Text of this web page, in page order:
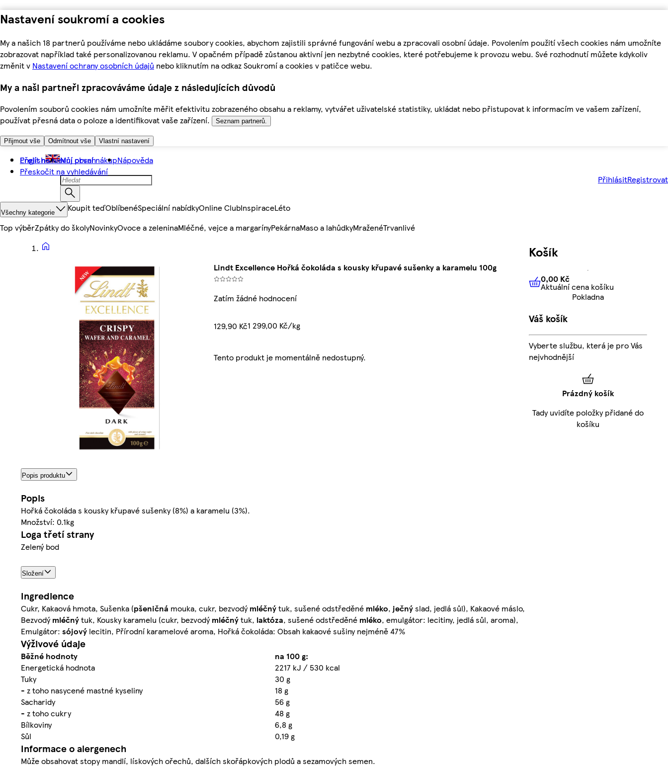
Nastavení soukromí a cookies
My a našich 18 partnerů používáme nebo ukládáme soubory cookies, abychom zajistili správné fungování webu a zpracovali osobní údaje. Povolením použití všech cookies nám umožníte
zobrazovat například také personalizovanou reklamu. V opačném případě zůstanou aktivní jen nezbytné cookies, které potřebujeme k provozu webu. Své rozhodnutí můžete kdykoliv
změnit v Nastavení ochrany osobních údajů nebo kliknutím na odkaz Soukromí a cookies v patičce webu.
My a naši partneři zpracováváme údaje z následujících důvodů
Povolením souborů cookies nám umožníte měřit efektivitu zobrazeného obsahu a reklamy, vytvářet uživatelské statistiky, ukládat nebo přistupovat k informacím ve vašem zařízení,
používat přesná data o poloze a identifikovat vaše zařízení.
Seznam partnerů.
Přijmout vše Odmítnout vše Vlastní nastavení
Přejít na hlavní obsah
Přeskočit na vyhledávání
English Můj první nákupNápověda
PřihlásitRegistrovat
Všechny kategorie Koupit teďOblíbenéSpeciální nabídkyOnline ClubInspiraceLéto
Top výběrZpátky do školyNovinkyOvoce a zeleninaMléčné, vejce a margarínyPekárnaMaso a lahůdkyMraženéTrvanlivé
Lindt Excellence Hořká čokoláda s kousky křupavé sušenky a karamelu 100g
Zatím žádné hodnocení
129,90 Kč1 299,00 Kč/kg
Tento produkt je momentálně nedostupný.
Popis produktu
Popis
Hořká čokoláda s kousky křupavé sušenky (8%) a karamelu (3%).
Množství: 0.1kg
Loga třetí strany
Zelený bod
Složení
Ingredience
Cukr, Kakaová hmota, Sušenka (pšeničná mouka, cukr, bezvodýmléčnýtuk, sušené odstředěné mléko, ječnýslad, jedlá sůl), Kakaové máslo,
Bezvodýmléčnýtuk, Kousky karamelu (cukr, bezvodýmléčnýtuk, laktóza, sušené odstředěné mléko, emulgátor: lecitiny, jedlá sůl, aroma),
Emulgátor: sójový lecitin, Přírodní karamelové aroma, Hořká čokoláda: Obsah kakaové sušiny nejméně 47%
Výživové údaje
Běžné hodnoty
na 100 g:
Energetická hodnota
2217 kJ / 530 kcal
Tuky
30 g
- z toho nasycené mastné kyseliny
18 g
Sacharidy
56 g
- z toho cukry
48 g
Bílkoviny
6,8 g
Sůl
0,19 g
Informace o alergenech
Může obsahovat stopy mandlí, lískových ořechů, dalších skořápkových plodů a sezamových semen.
Košík
0,00 KčAktuální cena košíku
0,00 Kč
Aktuální cena košíku
Pokladna
Váš košík
Vyberte službu, která je pro Vás
nejvhodnější
Prázdný košík
Tady uvidíte položky přidané do
košíku